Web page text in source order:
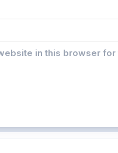
in this browser